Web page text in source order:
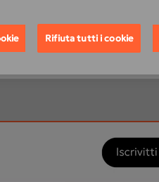
DI 10 ANNI SU CBCT
Rifiuta tutti i cookie